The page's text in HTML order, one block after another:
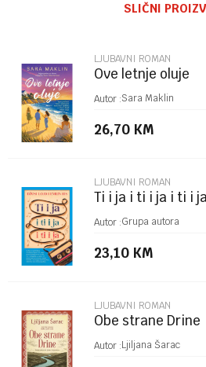
Poruka
POŠALJI
SLIČNI
LJUBAVNI ROMAN
Ove letnje oluje
Autor :Sara Maklin
26,70 KM
LJUBAVNI ROMAN
Ti i ja i ti i ja i ti i ja
Autor :Grupa autora
23,10 KM
LJUBAVNI ROMAN
Obe strane Drine
Autor :Ljiljana Šarac